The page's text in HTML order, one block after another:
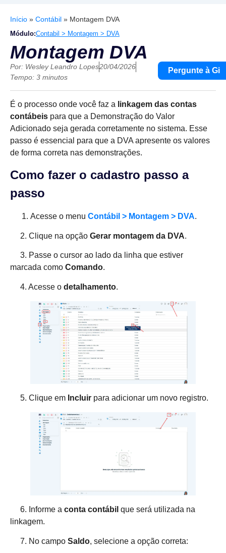
Início » Contábil » Montagem DVA
Módulo:Contabil > Montagem > DVA
Montagem DVA
Por: Wesley Leandro Lopes20/04/2026
Tempo: 3 minutos
Pergunte à Gi
É o processo onde você faz a linkagem das contas
contábeis para que a Demonstração do Valor
Adicionado seja gerada corretamente no sistema. Esse
passo é essencial para que a DVA apresente os valores
de forma correta nas demonstrações.
Como fazer o cadastro passo a
passo
Acesse o menu Contábil > Montagem > DVA.
2. Clique na opção Gerar montagem da DVA.
3. Passe o cursor ao lado da linha que estiver
marcada como Comando.
4. Acesse o detalhamento.
5. Clique em Incluir para adicionar um novo registro.
6. Informe a conta contábil que será utilizada na
linkagem.
7. No campo Saldo, selecione a opção correta: